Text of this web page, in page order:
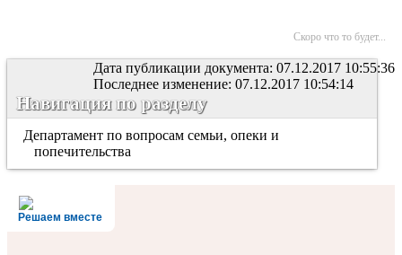
Скоро что то будет...
Дата публикации документа: 07.12.2017 10:55:36
Последнее изменение: 07.12.2017 10:54:14
Навигация по разделу
Департамент по вопросам семьи, опеки и
попечительства
Решаем вместе